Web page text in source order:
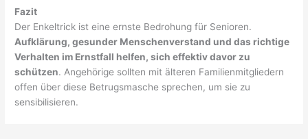
Fazit
Der Enkeltrick ist eine ernste Bedrohung für Senioren.
Aufklärung, gesunder Menschenverstand und das richtige
Verhalten im Ernstfall helfen, sich effektiv davor zu
schützen. Angehörige sollten mit älteren Familienmitgliedern
offen über diese Betrugsmasche sprechen, um sie zu
sensibilisieren.